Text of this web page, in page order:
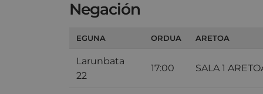
Negación
EGUNA ORDUA ARETOA
Larunbata
22
17:00 SALA 1